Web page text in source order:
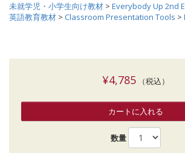
未就学児・小学生向け教材 > Everybody Up 2nd
英語教育教材 > Classroom Presentation Tools >
¥4,785（税込）
カートに入れる
数量